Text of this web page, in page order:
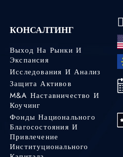
КОНСАЛТИНГ
Выход На Рынки И
Экспансия
Исследования И Анализ
Защита Активов
M&A Наставничество И
Коучинг
Фонды Национального
Благосостояния И
Привлечение
Институционального